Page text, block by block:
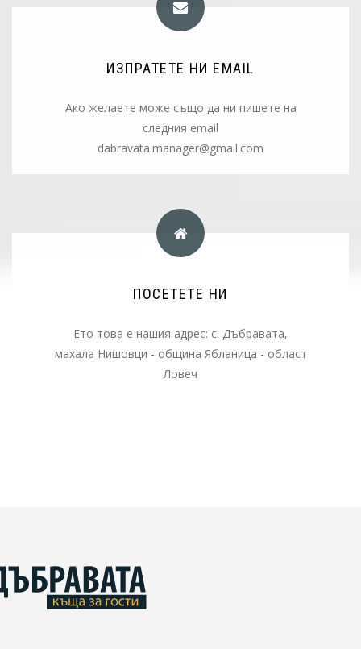
ИЗПРАТЕТЕ НИ EMAIL
Ако желаете може също да ни пишете на
следния email
dabravata.manager@gmail.com
E-MAIL АДРЕС:
Ако желаете може също да ни пишете на
следния email
dabravata.manager@gmail.com
ПОСЕТЕТЕ НИ
Ето това е нашия адрес: с. Дъбравата,
махала Нишовци - община Ябланица - област
Ловеч
НАШИЯ АДРЕС
Ето това е нашия адрес: с. Дъбравата,
махала Нишовци - община Ябланица - област
Ловеч